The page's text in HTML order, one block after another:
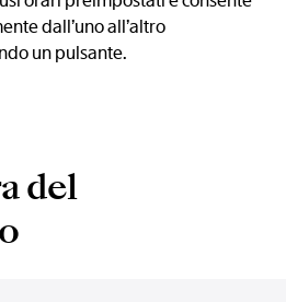
dall’uno all’altro
un pulsante.
del